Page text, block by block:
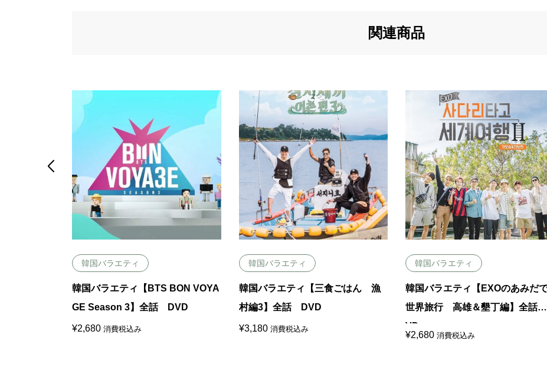
関連商品
韓国バラエティ
韓国バラエティ【BTS BON VOYA
GE Season 3】全話 DVD
¥2,680 消費税込み
韓国バラエティ
韓国バラエティ【三食ごはん 漁
村編3】全話 DVD
¥3,180 消費税込み
韓国バラエティ
韓国バラエティ【EXOのあみだ
世界旅行 高雄＆墾丁編】全話
VD
¥2,680 消費税込み
